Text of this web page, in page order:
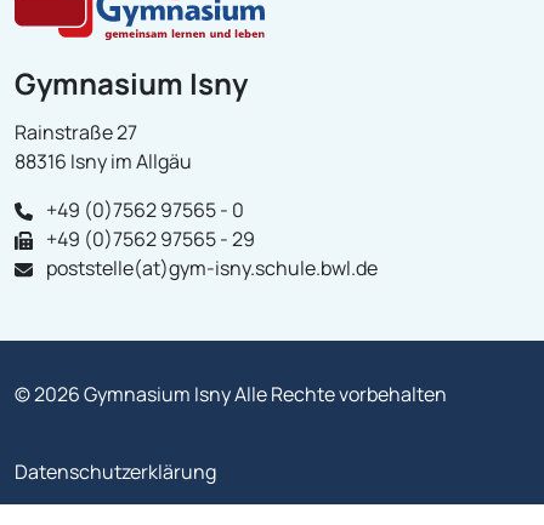
Gymnasium Isny
Rainstraße 27
88316 Isny im Allgäu
+49 (0)7562 97565 - 0
+49 (0)7562 97565 - 29
poststelle(at)gym-isny.schule.bwl.de
© 2026 Gymnasium Isny Alle Rechte vorbehalten
Datenschutzerklärung